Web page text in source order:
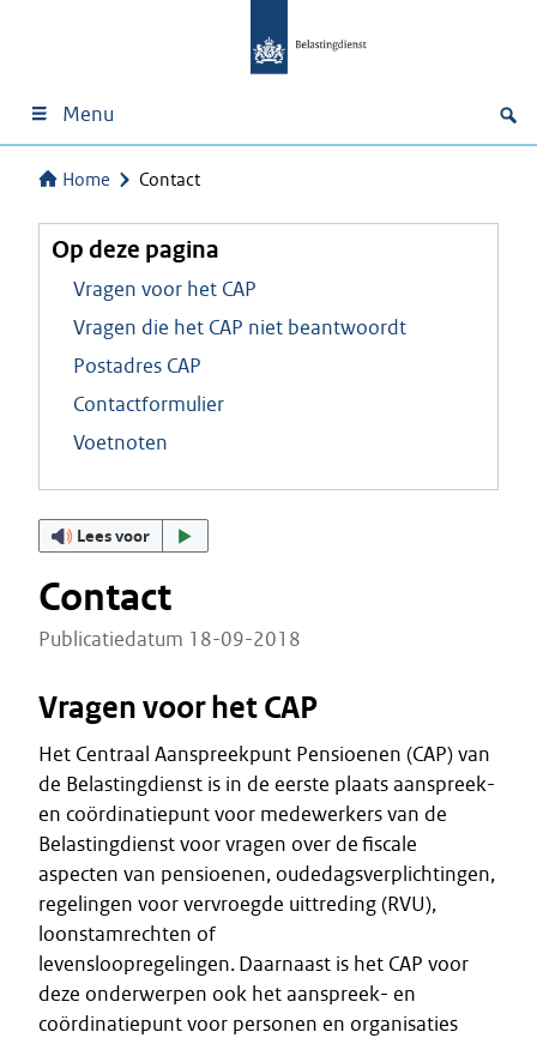
Menu
Home Contact
Op deze pagina
Vragen voor het CAP
Vragen die het CAP niet beantwoordt
Postadres CAP
Contactformulier
Voetnoten
Lees voor
Contact
Publicatiedatum 18-09-2018
Vragen voor het CAP
Het Centraal Aanspreekpunt Pensioenen (CAP) van
de Belastingdienst is in de eerste plaats aanspreek-
en coördinatiepunt voor medewerkers van de
Belastingdienst voor vragen over de fiscale
aspecten van pensioenen, oudedagsverplichtingen,
regelingen voor vervroegde uittreding (RVU),
loonstamrechten of
levensloopregelingen. Daarnaast is het CAP voor
deze onderwerpen ook het aanspreek- en
coördinatiepunt voor personen en organisaties